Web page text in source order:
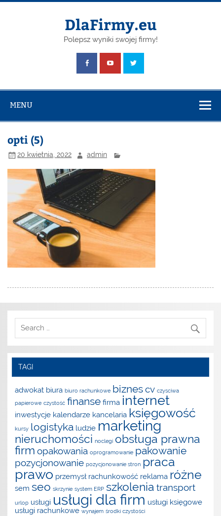
Skip
DlaFirmy.eu
Polepsz wyniki swojej firmy!
MENU
opti (5)
20 kwietnia, 2022 admin
TAGI
adwokat biura biuro rachunkowe biznescv czysciwa
papierowe czystość finanse firma internet
inwestycje kalendarze kancelaria księgowość
kursy logistyka ludzie marketing
nieruchomości noclegi obsługa prawna
firm opakowania oprogramowanie pakowanie
pozycjonowanie pozycjonowanie stron praca
prawo przemysł rachunkowość reklama różne
sem seo skrzynie system ERP szkolenia transport
urlop usługi usługi dla firm usługi księgowe
usługi rachunkowe wynajem środki czystości